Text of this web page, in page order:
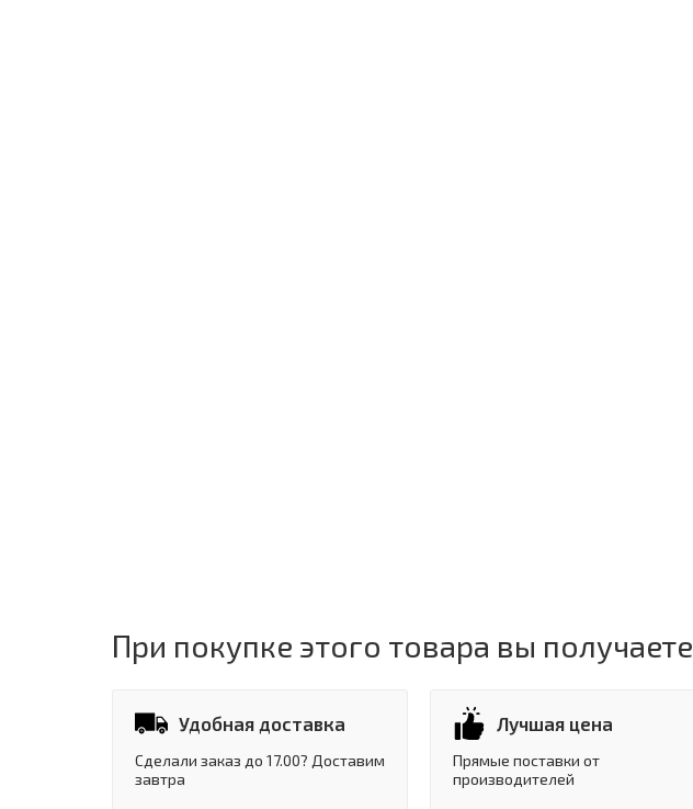
При покупке этого товара вы получаете
Удобная доставка
Сделали заказ до 17.00? Доставим
завтра
Лучшая цена
Прямые поставки от
производителей